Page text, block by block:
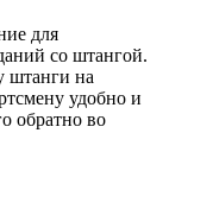
для
со штангой.
штанги на
удобно и
обратно во